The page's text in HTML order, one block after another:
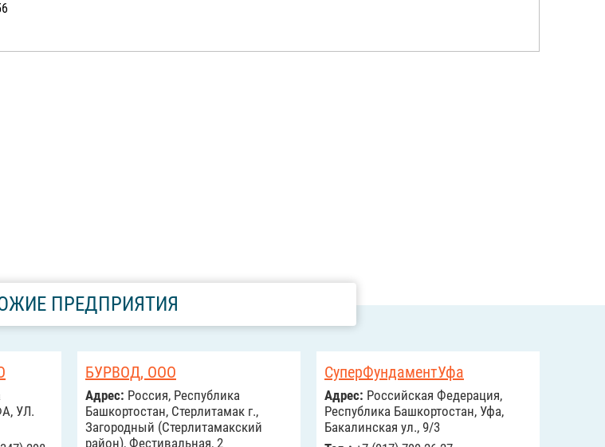
ПРЕДПРИЯТИЯ
УЛ.
БУРВОД, ООО
Адрес: Россия, Республика
Башкортостан, Стерлитамак г.,
Загородный (Стерлитамакский
район), Фестивальная, 2
СуперФундаментУфа
Адрес: Российcкая Федерация,
Республика Башкортостан, Уфа,
Бакалинская ул., 9/3